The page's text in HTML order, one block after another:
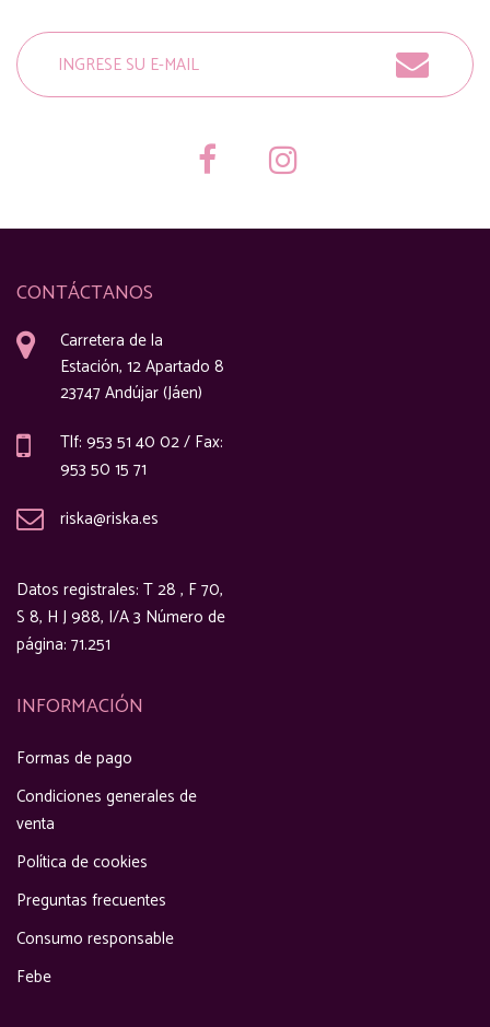
CONTÁCTANOS
Carretera de la
Estación, 12 Apartado 8
23747 Andújar (Jáen)
Tlf: 953 51 40 02 / Fax:
953 50 15 71
riska@riska.es
Datos registrales: T 28 , F 70,
S 8, H J 988, I/A 3 Número de
página: 71.251
INFORMACIÓN
Formas de pago
Condiciones generales de
venta
Política de cookies
Preguntas frecuentes
Consumo responsable
Febe